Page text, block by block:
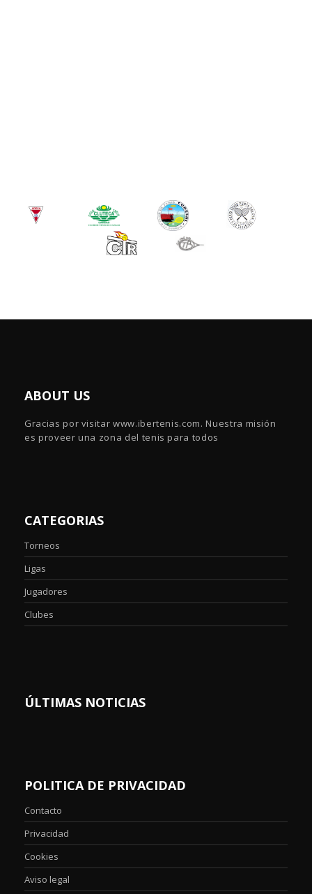
ABOUT US
Gracias por visitar www.ibertenis.com. Nuestra misión
es proveer una zona del tenis para todos
CATEGORIAS
Torneos
Ligas
Jugadores
Clubes
ÚLTIMAS NOTICIAS
POLITICA DE PRIVACIDAD
Contacto
Privacidad
Cookies
Aviso legal